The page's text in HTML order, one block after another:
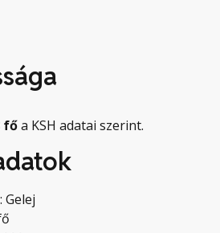
főa KSH adatai szerint.
Gelej